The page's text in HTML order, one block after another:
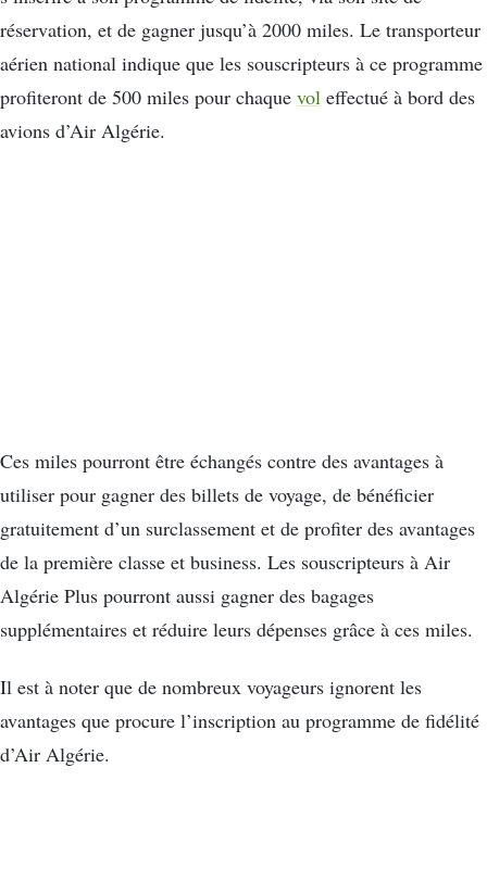
réservation, et de gagner jusqu’à 2000 miles. Le transporteur
aérien national indique que les souscripteurs à ce programme
profiteront de 500 miles pour chaque vol effectué à bord des
avions d’Air Algérie.
Ces miles pourront être échangés contre des avantages à
utiliser pour gagner des billets de voyage, de bénéficier
gratuitement d’un surclassement et de profiter des avantages
de la première classe et business. Les souscripteurs à Air
Algérie Plus pourront aussi gagner des bagages
supplémentaires et réduire leurs dépenses grâce à ces miles.
Il est à noter que de nombreux voyageurs ignorent les
avantages que procure l’inscription au programme de fidélité
d’Air Algérie.